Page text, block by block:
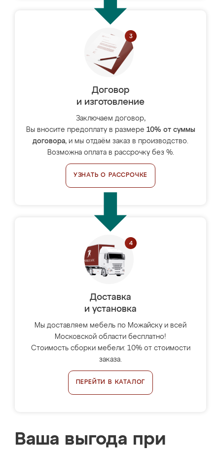
Договор
и изготовление
Заключаем договор,
Вы вносите предоплату в размере 10% от суммы
договора, и мы отдаём заказ в производство.
Возможна оплата в рассрочку без %.
УЗНАТЬ О РАССРОЧКЕ
Доставка
и установка
Мы доставляем мебель по Можайску и всей
Московской области бесплатно!
Стоимость сборки мебели: 10% от стоимости
заказа.
ПЕРЕЙТИ В КАТАЛОГ
Ваша выгода при